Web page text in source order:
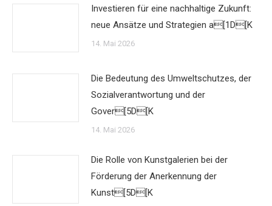
Investieren für eine nachhaltige Zukunft:
neue Ansätze und Strategien a[1D[K
14. Mai 2026
Die Bedeutung des Umweltschutzes, der
Sozialverantwortung und der
Gover[5D[K
14. Mai 2026
Die Rolle von Kunstgalerien bei der
Förderung der Anerkennung der
Kunst[5D[K